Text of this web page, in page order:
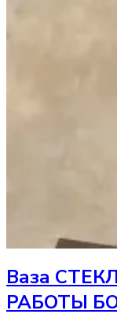
Ваза
РАБОТЫ